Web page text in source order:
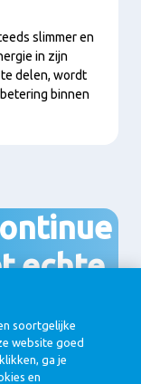
slimmer en
in zijn
delen, wordt
binnen
echte
soortgelijke
website goed
ga je
en